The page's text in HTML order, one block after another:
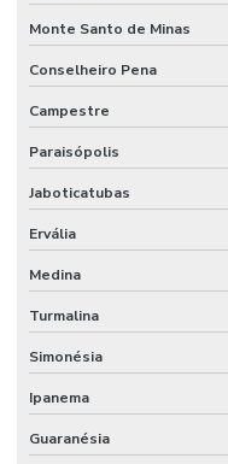
Monte Santo de Minas
Conselheiro Pena
Campestre
Paraisópolis
Jaboticatubas
Ervália
Medina
Turmalina
Simonésia
Ipanema
Guaranésia